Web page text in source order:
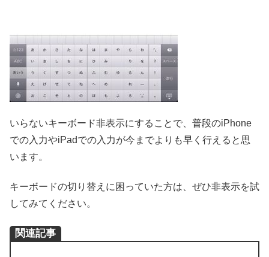
いらないキーボード非表示にすることで、普段のiPhone
での入力やiPadでの入力が今までよりも早く行えると思
います。
キーボードの切り替えに困っていた方は、ぜひ非表示を試
してみてください。
関連記事